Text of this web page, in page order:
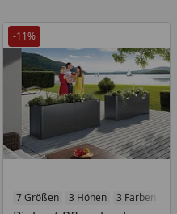
-11%
7 Größen 3 Höhen 3 Farben
Produkt am Lager